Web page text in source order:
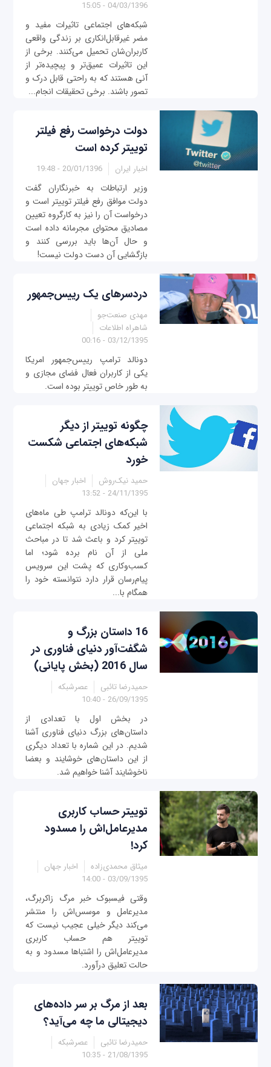
04/03/1396 - 15:05
شبکه‌های اجتماعی تاثیرات مفید و
مضر غیرقابل‌انکاری بر زندگی واقعی
کاربران‌شان تحمیل می‌کنند. برخی از
این تاثیرات عمیق‌تر و پیچیده‌تر از
آنی هستند که به راحتی قابل درک و
تصور باشند. برخی تحقیقات انجام...
دولت درخواست رفع فیلتر
توییتر کرده است
اخبار ایران 20/01/1396 - 19:48
وزیر ارتباطات به خبرنگاران گفت
دولت موافق رفع فیلتر توییتر است و
درخواست آن را نیز به کارگروه تعیین
مصادیق محتوای مجرمانه داده است
و حال آن‌ها باید بررسی کنند و
بازگشایی آن دست دولت نیست!
دردسرهای یک رییس‌جمهور
مهدی صنعت‌جو
شاهراه اطلاعات
03/12/1395 - 00:16
دونالد ترامپ رییس‌جمهور امریکا
یکی از کاربران فعال فضای مجازی و
به طور خاص توییتر بوده است.
چگونه توییتر از دیگر
شبکه‌های اجتماعی شکست
خورد
حمید نیک‌روش
اخبار جهان
24/11/1395 - 13:52
با این‌که دونالد ترامپ طی ماه‌های
اخیر کمک زیادی به شبکه اجتماعی
توییتر کرد و باعث شد تا در مباحث
ملی از‌ آن نام برده شود؛ اما
کسب‌وکاری که پشت این سرویس
پیام‌رسان قرار دارد نتوانسته خود را
همگام با...
16 داستان بزرگ و
شگفت‌آور دنیای فناوری در
سال 2016 (بخش پایانی)
حمیدرضا تائبی
عصرشبکه
26/09/1395 - 10:40
در بخش اول با تعدادی از
داستان‌های بزرگ دنیای فناوری آشنا
شدیم. در این شماره با تعداد دیگری
از این داستان‌های خوشایند و بعضا
ناخوشایند آشنا خواهیم شد.
توییتر حساب کاربری
مدیرعامل‌اش را مسدود
کرد!
میثاق محمدی‌زاده
اخبار جهان
03/09/1395 - 14:00
وقتی فیسبوک خبر مرگ زاکربرگ،
مدیرعامل و موسس‌اش را منتشر
می‌کند دیگر خیلی عجیب نیست که
توییتر هم حساب کاربری
مدیرعامل‌اش را اشتباها مسدود و به
حالت تعلیق درآورد.
بعد از مرگ بر سر داده‌های
دیجیتالی ما چه می‌آید؟
حمیدرضا تائبی
عصرشبکه
21/08/1395 - 10:35